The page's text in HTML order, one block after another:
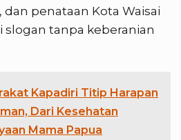
penataan Kota Waisai
slogan tanpa keberanian
Kapadiri Titip Harapan
Dari Kesehatan
Mama Papua